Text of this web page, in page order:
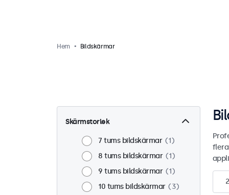
Hem Bildskärmar
Skärmstorlek
7 tums bildskärmar
1
8 tums bildskärmar
1
9 tums bildskärmar
1
10 tums bildskärmar
3